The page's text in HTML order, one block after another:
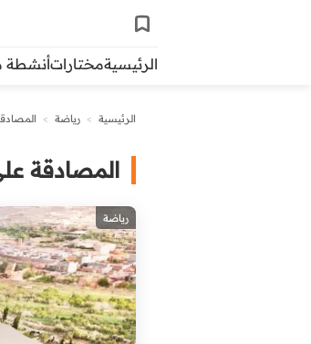
الرئيسيةمختاراتأنشطة
الرئيسية > رياضة >
المصادقة
رياضة